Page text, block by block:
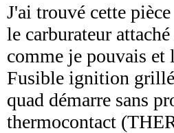
J'ai trouvé cette
le carburateur
comme je pouvais
Fusible ignition grillé
quad démarre sans
thermocontact